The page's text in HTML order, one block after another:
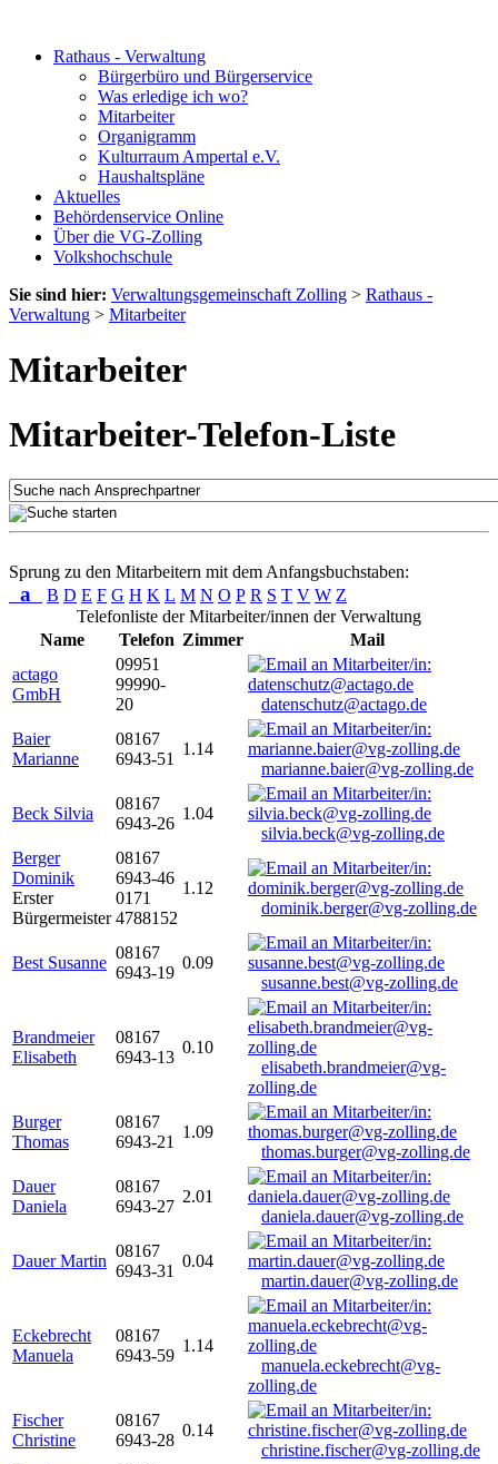
Rathaus - Verwaltung
Bürgerbüro und Bürgerservice
Was erledige ich wo?
Mitarbeiter
Organigramm
Kulturraum Ampertal e.V.
Haushaltspläne
Aktuelles
Behördenservice Online
Über die VG-Zolling
Volkshochschule
Sie sind hier: Verwaltungsgemeinschaft Zolling > Rathaus -
Verwaltung > Mitarbeiter
Mitarbeiter
Mitarbeiter-Telefon-Liste
Sprung zu den Mitarbeitern mit dem Anfangsbuchstaben:
a B D E F G H K L M N O P R S T V W Z
Telefonliste der Mitarbeiter/innen der Verwaltung
Name
Telefon Zimmer
Mail
actago
GmbH
09951
99990-
20
datenschutz@actago.de
Baier
Marianne
08167
6943-51
1.14
marianne.baier@vg-zolling.de
Beck Silvia
08167
6943-26
1.04
silvia.beck@vg-zolling.de
Berger
Dominik
Erster
Bürgermeister
08167
6943-46
0171
4788152
1.12
dominik.berger@vg-zolling.de
Best Susanne
08167
6943-19
0.09
susanne.best@vg-zolling.de
Brandmeier
Elisabeth
08167
6943-13
0.10
elisabeth.brandmeier@vg-
zolling.de
Burger
Thomas
08167
6943-21
1.09
thomas.burger@vg-zolling.de
Dauer
Daniela
08167
6943-27
2.01
daniela.dauer@vg-zolling.de
Dauer Martin
08167
6943-31
0.04
martin.dauer@vg-zolling.de
Eckebrecht
Manuela
08167
6943-59
1.14
manuela.eckebrecht@vg-
zolling.de
Fischer
Christine
08167
6943-28
0.14
christine.fischer@vg-zolling.de